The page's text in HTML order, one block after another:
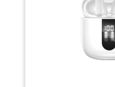
suffisant pour tous vos besoins
【Personnalisation】5